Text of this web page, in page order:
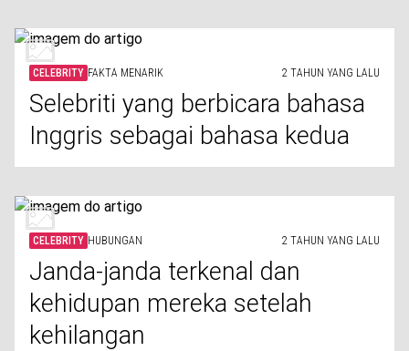
CELEBRITY FAKTA MENARIK 2 TAHUN YANG LALU
Selebriti yang berbicara bahasa
Inggris sebagai bahasa kedua
CELEBRITY HUBUNGAN 2 TAHUN YANG LALU
Janda-janda terkenal dan
kehidupan mereka setelah
kehilangan